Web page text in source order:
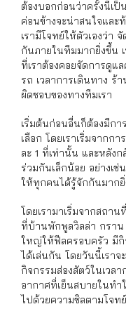
ต้องบอกก่อนว่าครั้งนี้เ
ค่อนข้างจะน่าสนใจและ
เรามีโจทย์ให้ตัวเองว่า
กันภายในทีมมากยิ่งขึ้น
ที่เราต้องคอยจัดการดูแ
รถ เวลาการเดินทาง ร้
ผิดชอบของทางทีมเรา
เริ่มต้นก่อนอื่นก็ต้องมีก
เลือก โดยเราเริ่มจากก
ละ 1 ที่เท่านั้น และหลัง
ร่วมกันเล็กน้อย อย่างเช่
ให้ทุกคนได้รู้จักกันมากยิ่
โดยเรามาเริ่มจากสถา
ที่บ้านพักพูลวิลล่า กราน
ใหญ่ให้ฟีลครอบครัว มีกิ
ได้เล่นกัน โดยวันนี้เรา
กิจกรรมส่องสัตว์ในเว
อากาศที่เย็นสบายในทำ
ไปด้วยความชิลตามโจท